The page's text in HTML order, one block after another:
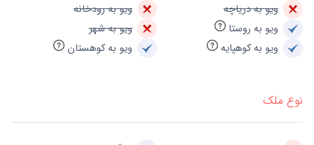
ویو به دریاچه
ویو به رودخانه
ویو به روستا
ویو به شهر
ویو به کوهپایه
ویو به کوهستان
نوع ملک